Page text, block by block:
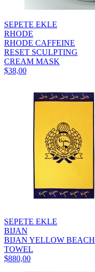
SEPETE EKLE
RHODE
RHODE CAFFEINE
RESET SCULPTING
CREAM MASK
$38,00
SEPETE EKLE
BIJAN
BIJAN YELLOW BEACH
TOWEL
$880,00